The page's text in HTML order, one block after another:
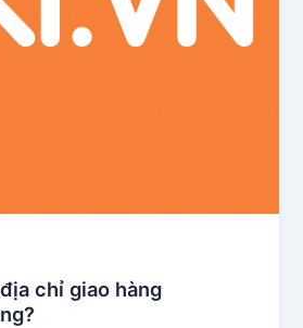
chỉ giao hàng